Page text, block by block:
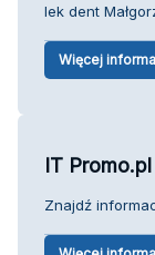
lek dent
Więcej
IT Promo.pl
Znajdź